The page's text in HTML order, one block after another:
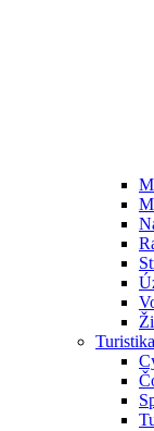
Turistika